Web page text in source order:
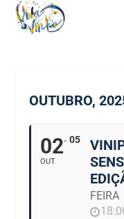
OUTUBRO,
02
OUT
05
FEIRA